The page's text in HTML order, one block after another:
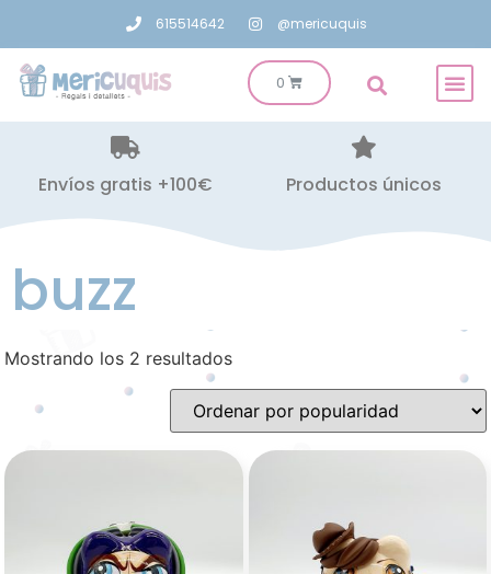
615514642 @mericuquis
Envíos gratis +100€ Productos únicos
buzz
Mostrando los 2 resultados